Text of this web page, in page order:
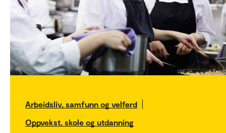
Arbeidsliv, samfunn og velferd
Oppvekst, skole og utdanning